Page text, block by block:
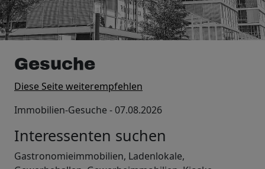
Gesuche
Diese Seite weiterempfehlen
Immobilien-Gesuche - 07.08.2026
Interessenten suchen
Gastronomieimmobilien, Ladenlokale,